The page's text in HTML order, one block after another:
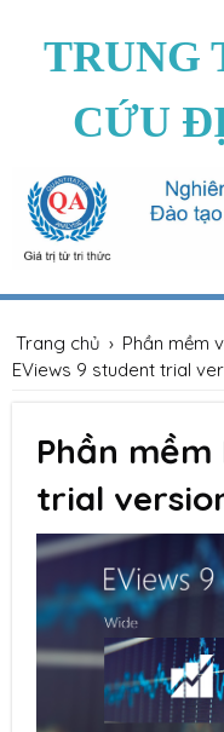
TRUNG
CỨU
Trang chủ › Phần mềm
EViews 9 student trial
Phần mềm
trial